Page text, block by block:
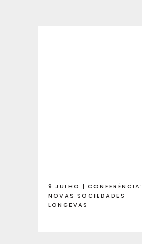
9 JULHO | CONFERÊNCIA:
NOVAS SOCIEDADES
LONGEVAS